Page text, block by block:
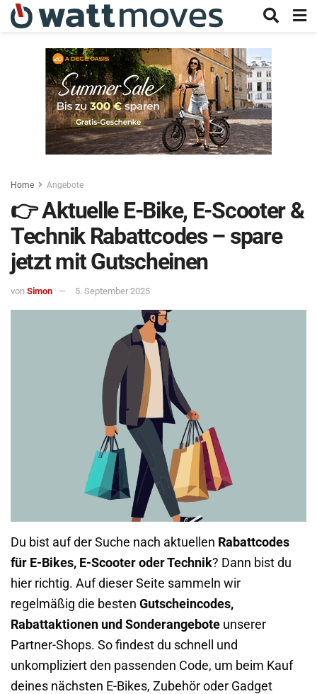
Home Angebote
👉 Aktuelle E-Bike, E-Scooter &
Technik Rabattcodes – spare
jetzt mit Gutscheinen
von Simon 5. September 2025
Du bist auf der Suche nach aktuellen Rabattcodes
für E-Bikes, E-Scooter oder Technik? Dann bist du
hier richtig. Auf dieser Seite sammeln wir
regelmäßig die besten Gutscheincodes,
Rabattaktionen und Sonderangebote unserer
Partner-Shops. So findest du schnell und
unkompliziert den passenden Code, um beim Kauf
deines nächsten E-Bikes, Zubehör oder Gadget